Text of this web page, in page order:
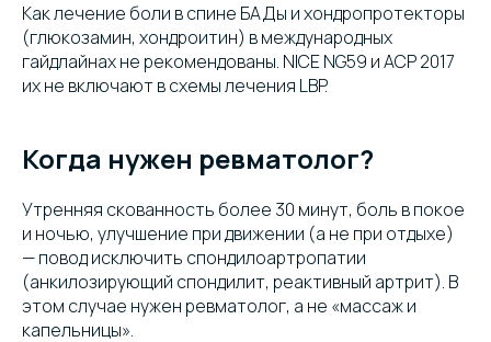
Как лечение боли в спине БАДы и хондропротекторы
(глюкозамин, хондроитин) в международных
гайдлайнах не рекомендованы. NICE NG59 и ACP 2017
их не включают в схемы лечения LBP.
Когда нужен ревматолог?
Утренняя скованность более 30 минут, боль в покое
и ночью, улучшение при движении (а не при отдыхе)
— повод исключить спондилоартропатии
(анкилозирующий спондилит, реактивный артрит). В
этом случае нужен ревматолог, а не «массаж и
капельницы».